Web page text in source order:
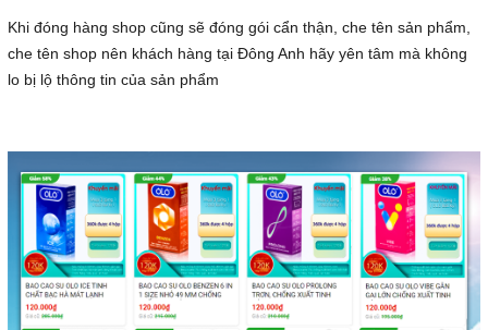
Khi đóng hàng shop cũng sẽ đóng gói cẩn thận, che tên sản phẩm,
che tên shop nên khách hàng tại Đông Anh hãy yên tâm mà không
lo bị lộ thông tin của sản phẩm